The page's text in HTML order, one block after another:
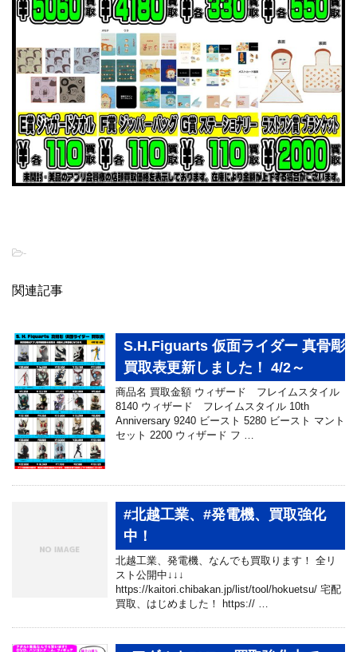
-
関連記事
S.H.Figuarts 仮面ライダー 真骨彫
買取表更新しました！ 4/2～
商品名 買取金額 ウィザード フレイムスタイル
8140 ウィザード フレイムスタイル 10th
Anniversary 9240 ビースト 5280 ビースト マント
セット 2200 ウィザード フ …
#北越工業、#発電機、買取強化
中！
北越工業、発電機、なんでも買取ります！ 全リ
スト公開中↓↓↓
https://kaitori.chibakan.jp/list/tool/hokuetsu/ 宅配
買取、はじめました！ https:// …